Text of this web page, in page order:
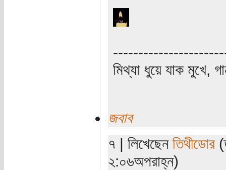
মিথ্যা ধুয়ে যাক মুখে,
জবাব
৭ | লিখেছেন তিথীডোর
২:০৬অপরাহ্ন)